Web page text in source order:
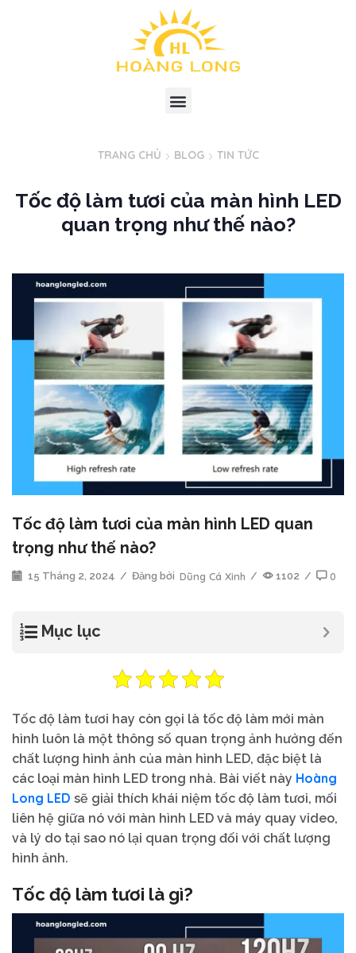
TRANG CHỦ BLOG TIN TỨC
Tốc độ làm tươi của màn hình LED
quan trọng như thế nào?
Tốc độ làm tươi của màn hình LED quan
trọng như thế nào?
15 Tháng 2, 2024 / Đăng bởi Dũng Cá Xinh / 1102 / 0
Mục lục
Tốc độ làm tươi hay còn gọi là tốc độ làm mới màn
hình luôn là một thông số quan trọng ảnh hưởng đến
chất lượng hình ảnh của màn hình LED, đặc biệt là
các loại màn hình LED trong nhà. Bài viết này Hoàng
Long LED sẽ giải thích khái niệm tốc độ làm tươi, mối
liên hệ giữa nó với màn hình LED và máy quay video,
và lý do tại sao nó lại quan trọng đối với chất lượng
hình ảnh.
Tốc độ làm tươi là gì?